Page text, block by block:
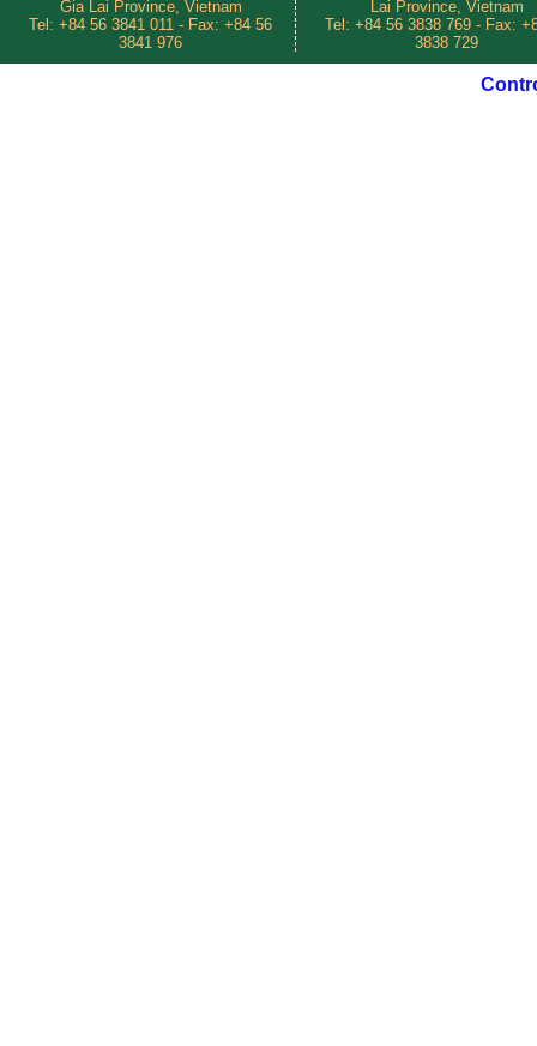
Gia Lai Province, Vietnam
Tel: +84 56 3841 011 - Fax: +84 56
3841 976
Lai Province, Vietnam
Tel: +84 56 3838 769 - Fax:
3838 729